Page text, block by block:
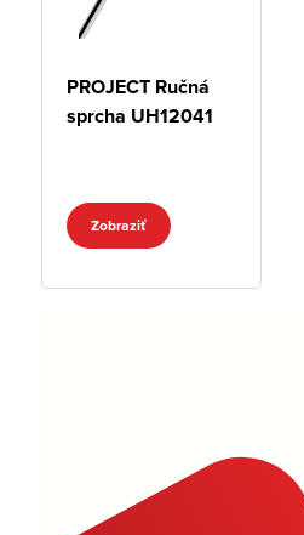
PROJECT Ručná
sprcha UH12041
Zobraziť